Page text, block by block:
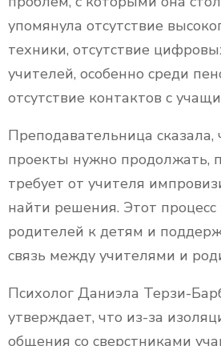
упомянула отсутствие
техники, отсутствие
учителей, особенно среди
отсутствие контактов с
Преподавательница сказала,
проекты нужно продолжать,
требует от учителя
найти решения. Этот
родителей к детям и
связь между учителями и
Психолог Даниэла Терзи-
утверждает, что из-за
общения со сверстниками